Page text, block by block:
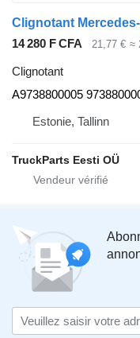
14 280 F CFA 21,77 € ≈
Clignotant
A9738800005
Estonie, Tallinn
TruckParts Eesti OÜ